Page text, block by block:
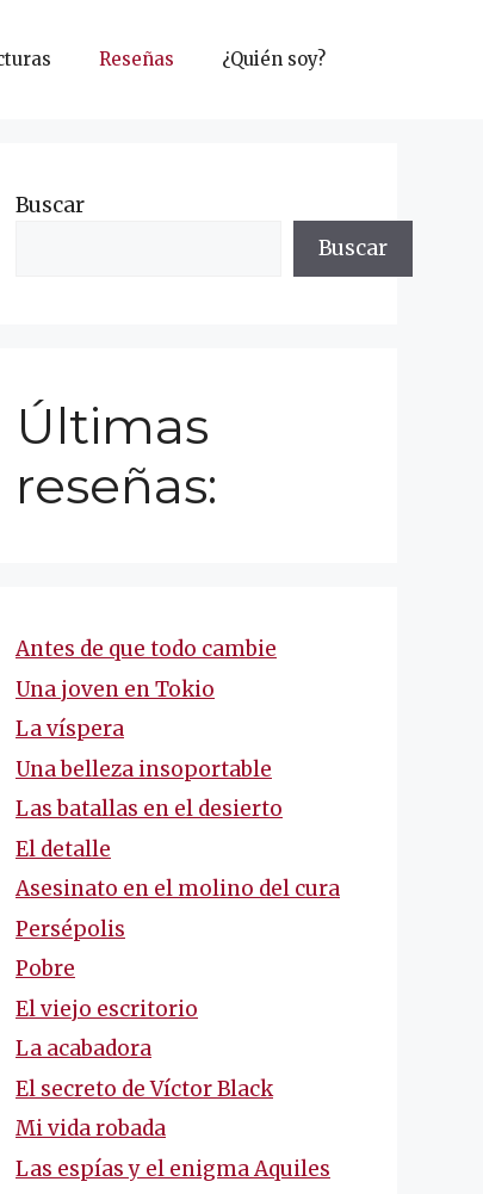
Reseñas ¿Quién soy?
Buscar
Buscar
Últimas
reseñas:
Antes de que todo cambie
Una joven en Tokio
La víspera
Una belleza insoportable
Las batallas en el desierto
El detalle
Asesinato en el molino del cura
Persépolis
Pobre
El viejo escritorio
La acabadora
El secreto de Víctor Black
Mi vida robada
Las espías y el enigma Aquiles